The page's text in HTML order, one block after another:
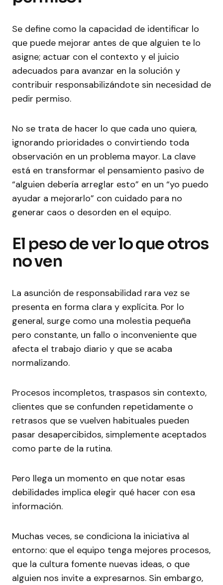
Se define como la capacidad de identificar lo
que puede mejorar antes de que alguien te lo
asigne; actuar con el contexto y el juicio
adecuados para avanzar en la solución y
contribuir responsabilizándote sin necesidad de
pedir permiso.
No se trata de hacer lo que cada uno quiera,
ignorando prioridades o convirtiendo toda
observación en un problema mayor. La clave
está en transformar el pensamiento pasivo de
“alguien debería arreglar esto” en un “yo puedo
ayudar a mejorarlo” con cuidado para no
generar caos o desorden en el equipo.
El peso de ver lo que otros
no ven
La asunción de responsabilidad rara vez se
presenta en forma clara y explícita. Por lo
general, surge como una molestia pequeña
pero constante, un fallo o inconveniente que
afecta el trabajo diario y que se acaba
normalizando.
Procesos incompletos, traspasos sin contexto,
clientes que se confunden repetidamente o
retrasos que se vuelven habituales pueden
pasar desapercibidos, simplemente aceptados
como parte de la rutina.
Pero llega un momento en que notar esas
debilidades implica elegir qué hacer con esa
información.
Muchas veces, se condiciona la iniciativa al
entorno: que el equipo tenga mejores procesos,
que la cultura fomente nuevas ideas, o que
alguien nos invite a expresarnos. Sin embargo,